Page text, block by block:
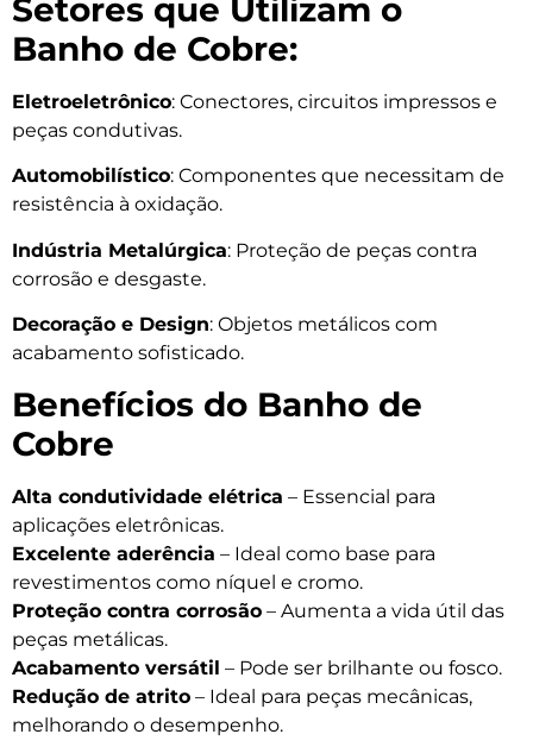
Setores que Utilizam o
Banho de Cobre:
Eletroeletrônico: Conectores, circuitos impressos e
peças condutivas.
Automobilístico: Componentes que necessitam de
resistência à oxidação.
Indústria Metalúrgica: Proteção de peças contra
corrosão e desgaste.
Decoração e Design: Objetos metálicos com
acabamento sofisticado.
Benefícios do Banho de
Cobre
Alta condutividade elétrica – Essencial para
aplicações eletrônicas.
Excelente aderência – Ideal como base para
revestimentos como níquel e cromo.
Proteção contra corrosão – Aumenta a vida útil das
peças metálicas.
Acabamento versátil – Pode ser brilhante ou fosco.
Redução de atrito – Ideal para peças mecânicas,
melhorando o desempenho.